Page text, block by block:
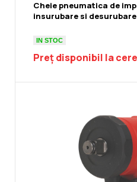
Cheie pneumatica de
insurubare si desurubare
IN STOC
Preț disponibil la